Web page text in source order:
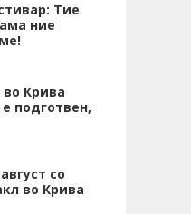
Тие
ние
Крива
подготвен,
со
во Крива